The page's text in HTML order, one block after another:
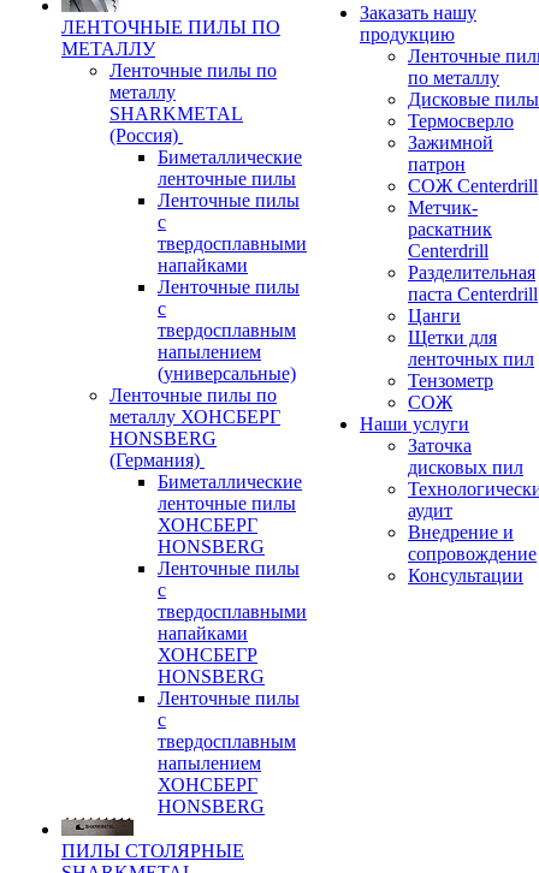
ЛЕНТОЧНЫЕ ПИЛЫ ПО
МЕТАЛЛУ
Ленточные пилы по
металлу
SHARKMETAL
(Россия)
Биметаллические
ленточные пилы
Ленточные пилы
с
твердосплавными
напайками
Ленточные пилы
с
твердосплавным
напылением
(универсальные)
Ленточные пилы по
металлу ХОНСБЕРГ
HONSBERG
(Германия)
Биметаллические
ленточные пилы
ХОНСБЕРГ
HONSBERG
Ленточные пилы
с
твердосплавными
напайками
ХОНСБЕГР
HONSBERG
Ленточные пилы
с
твердосплавным
напылением
ХОНСБЕРГ
HONSBERG
ПИЛЫ СТОЛЯРНЫЕ
Заказать нашу
продукцию
Ленточные
по металлу
Дисковые пилы
Термосверло
Зажимной
патрон
СОЖ Centerdrill
Метчик-
раскатник
Centerdrill
Разделительная
паста Centerdrill
Цанги
Щетки для
ленточных пил
Тензометр
СОЖ
Наши услуги
Заточка
дисковых пил
аудит
Внедрение и
сопровождение
Консультации